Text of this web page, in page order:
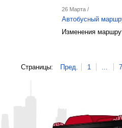
26 Марта /
Автобусный
Изменения
Страницы: Пред. 1